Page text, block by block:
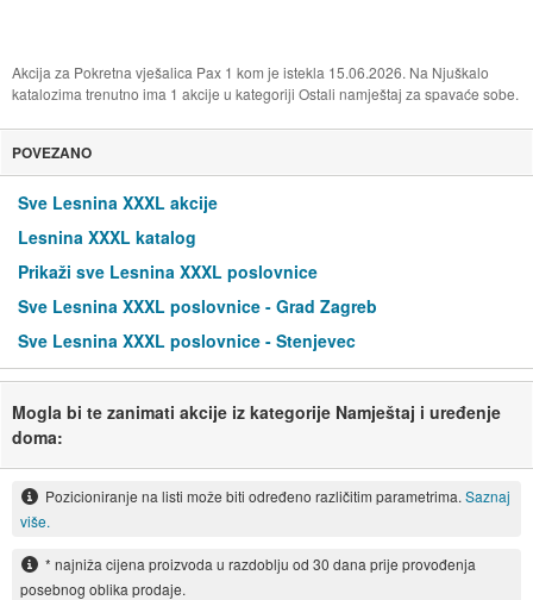
Akcija za Pokretna vješalica Pax 1 kom je istekla 15.06.2026. Na Njuškalo
katalozima trenutno ima 1 akcije u kategoriji Ostali namještaj za spavaće sobe.
POVEZANO
Sve Lesnina XXXL akcije
Lesnina XXXL katalog
Prikaži sve Lesnina XXXL poslovnice
Sve Lesnina XXXL poslovnice - Grad Zagreb
Sve Lesnina XXXL poslovnice - Stenjevec
Mogla bi te zanimati akcije iz kategorije Namještaj i uređenje
doma:
Pozicioniranje na listi može biti određeno različitim parametrima. Saznaj
više.
* najniža cijena proizvoda u razdoblju od 30 dana prije provođenja
posebnog oblika prodaje.